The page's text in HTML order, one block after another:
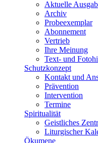
Aktuelle
Archiv
Probeexemplar
Abonnement
Vertrieb
Ihre Meinung
Text- und
Schutzkonzept
Kontakt und
Prävention
Intervention
Termine
Spiritualität
Geistliches
Liturgischer
Ökumene